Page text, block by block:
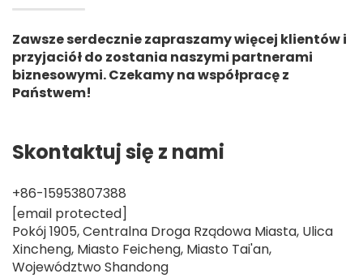
Zawsze serdecznie zapraszamy więcej klientów i
przyjaciół do zostania naszymi partnerami
biznesowymi. Czekamy na współpracę z
Państwem!
Skontaktuj się z nami
+86-15953807388
[email protected]
Pokój 1905, Centralna Droga Rządowa Miasta, Ulica
Xincheng, Miasto Feicheng, Miasto Tai'an,
Województwo Shandong